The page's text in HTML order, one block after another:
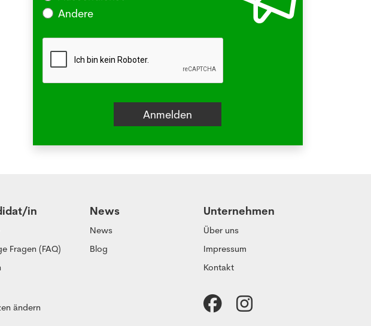
Andere
in
Fragen (FAQ)
News
News
Blog
Unternehmen
Über uns
Impressum
Kontakt
ändern